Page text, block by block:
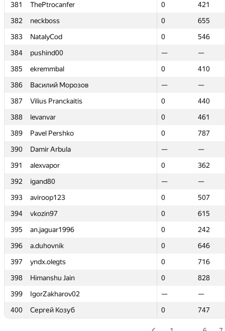
381
ThePtrocanfer 0
421
382
neckboss 0
655
383
NatalyCod 0
546
384
pushind00 —
—
385
ekremmbal 0
410
386
Василий Морозов —
—
387
Vilius Pranckaitis 0
440
388
levanvar 0
461
389
Pavel Pershko 0
787
390
Damir Arbula —
—
391
alexvapor 0
362
392
igand80 —
—
393
aviroop123 0
507
394
vkozin97 0
615
395
an.jaguar1996 0
242
396
a.duhovnik 0
646
397
yndx.olegts 0
716
398
Himanshu Jain 0
828
399
IgorZakharov02 —
—
400
Сергей Козуб 0 747
381
ThePtrocanfer 0
421
382
neckboss 0
655
383
NatalyCod 0
546
384
pushind00 —
—
385
ekremmbal 0
410
386
Василий Морозов —
—
387
Vilius Pranckaitis 0
440
388
levanvar 0
461
389
Pavel Pershko 0
787
390
Damir Arbula —
—
391
alexvapor 0
362
392
igand80 —
—
393
aviroop123 0
507
394
vkozin97 0
615
395
an.jaguar1996 0
242
396
a.duhovnik 0
646
397
yndx.olegts 0
716
398
Himanshu Jain 0
828
399
IgorZakharov02 —
—
400
Сергей Козуб 0 747